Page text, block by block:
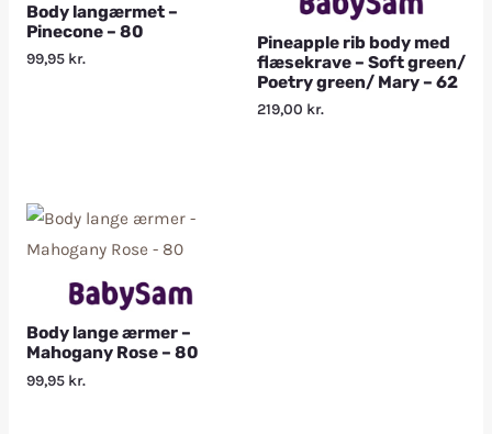
Body langærmet –
Pinecone – 80
99,95 kr.
Pineapple rib body med
flæsekrave – Soft green/
Poetry green/ Mary – 62
219,00 kr.
Body lange ærmer –
Mahogany Rose – 80
99,95 kr.